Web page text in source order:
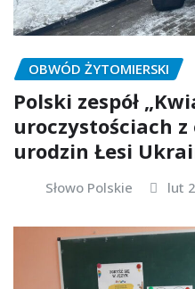
OBWÓD ŻYTOMIERSKI
Polski zespół
uroczystościach
urodzin Łesi
Słowo Polskie lut